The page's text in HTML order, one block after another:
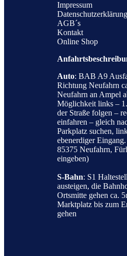
Impressum
Datenschutzerklärung
AGB´s
Kontakt
Online Shop
Auto: BAB A9
Richtung Neufahrn
Neufahrn an Ampel
Möglichkeit links –
der Straße folgen –
einfahren – gleich
Parkplatz suchen,
ebenerdiger
85375 Neufahrn,
eingeben)
S-Bahn: S1
austeigen, die
Ortsmitte gehen ca.
Marktplatz bis zum
gehen